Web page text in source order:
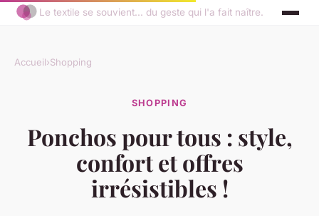
Le textile se souvient... du geste qui l'a fait naître.
Accueil›Shopping
SHOPPING
Ponchos pour tous : style,
confort et offres
irrésistibles !